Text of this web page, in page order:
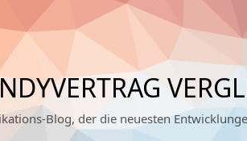
Blog, der die neuesten